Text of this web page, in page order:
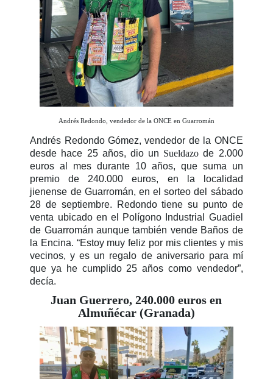
Andrés Redondo, vendedor de la ONCE en Guarromán
Andrés Redondo Gómez, vendedor de la ONCE
desde hace 25 años, dio un Sueldazo de 2.000
euros al mes durante 10 años, que suma un
premio de 240.000 euros, en la localidad
jienense de Guarromán, en el sorteo del sábado
28 de septiembre. Redondo tiene su punto de
venta ubicado en el Polígono Industrial Guadiel
de Guarromán aunque también vende Baños de
la Encina. “Estoy muy feliz por mis clientes y mis
vecinos, y es un regalo de aniversario para mí
que ya he cumplido 25 años como vendedor”,
decía.
Juan Guerrero, 240.000 euros en
Almuñécar (Granada)